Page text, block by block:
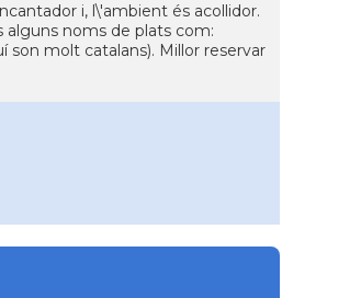
i, l\'ambient és acollidor.
alguns noms de plats com:
son molt catalans). Millor reservar